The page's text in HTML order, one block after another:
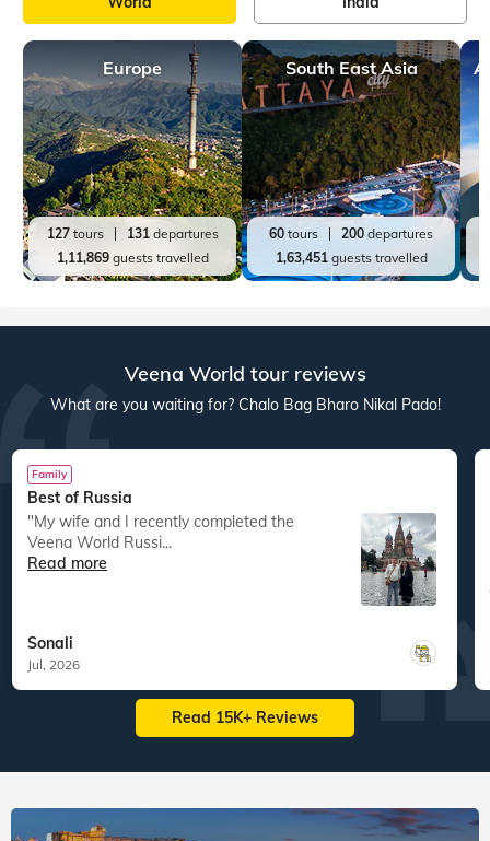
Europe
127tours 131departures
1,11,869guests travelled
South East Asia
60 tours 200 departures
1,63,451guests travelled
Veena World tour reviews
What are you waiting for? Chalo Bag Bharo Nikal Pado!
Family
Best of Russia
"My wife and I recently completed the
Veena World Russi...
Read more
Sonali
Jul, 2026
Read 15K+ Reviews